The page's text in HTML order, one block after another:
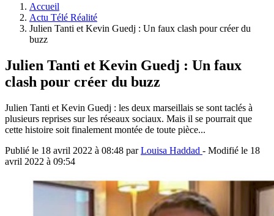
Accueil
Actu Télé Réalité
Julien Tanti et Kevin Guedj : Un faux clash pour créer du
buzz
Julien Tanti et Kevin Guedj : Un faux
clash pour créer du buzz
Julien Tanti et Kevin Guedj : les deux marseillais se sont taclés à
plusieurs reprises sur les réseaux sociaux. Mais il se pourrait que
cette histoire soit finalement montée de toute pièce...
Publié le 18 avril 2022 à 08:48 parLouisa Haddad - Modifié le 18
avril 2022 à 09:54